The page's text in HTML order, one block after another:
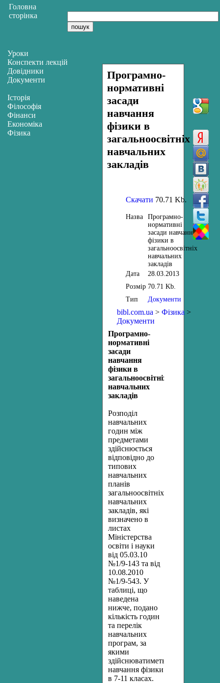
Програмно-
нормативні
засади
навчання
фізики в
загальноосвітніх
навчальних
закладів
Скачати 70.71 Kb.
Назва
Програмно-
нормативні
засади навчання
фізики в
загальноосвітніх
навчальних
закладів
Дата
28.03.2013
Розмір 70.71 Kb.
Тип
Документи
bibl.com.ua > Фізика >
Документи
Програмно-
нормативні
засади
навчання
фізики в
загальноосвітніх
навчальних
закладів
Розподіл
навчальних
годин між
предметами
здійснюється
відповідно до
типових
навчальних
планів
загальноосвітніх
навчальних
закладів, які
визначено в
листах
Міністерства
освіти і науки
від 05.03.10
№1/9-143 та від
10.08.2010
№1/9-543. У
таблиці, що
наведена
нижче, подано
кількість годин
та перелік
навчальних
програм, за
якими
здійснюватиметься
навчання фізики
в 7-11 класах.
Уроки
Конспекти лекцій
Довідники
Документи
Історія
Філософія
Фінанси
Економіка
Фізика
Головна
сторінка